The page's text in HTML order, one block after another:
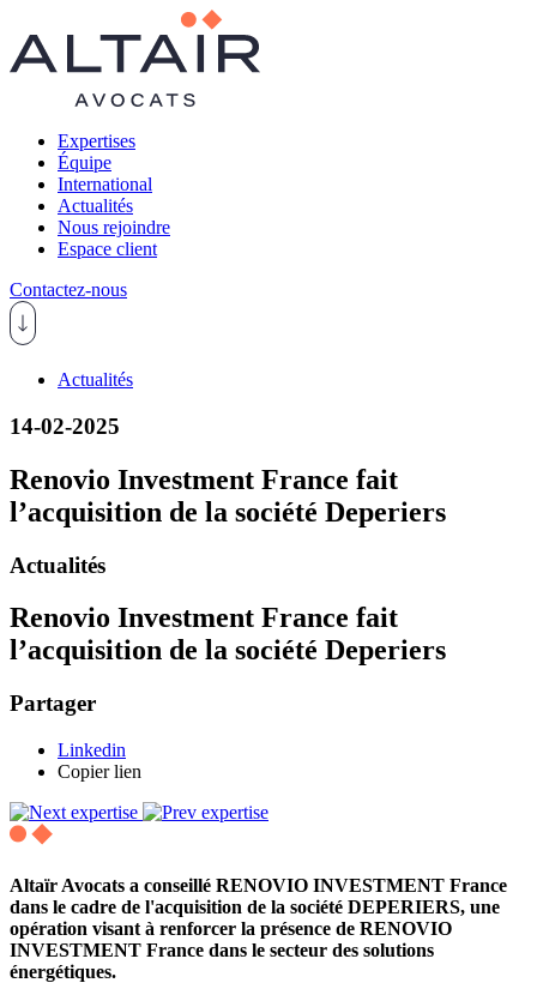
Expertises
Équipe
International
Actualités
Nous rejoindre
Espace client
Contactez-nous
Actualités
14-02-2025
Renovio Investment France fait
l’acquisition de la société Deperiers
Actualités
Renovio Investment France fait
l’acquisition de la société Deperiers
Partager
Linkedin
Copier lien
Altaïr Avocats a conseillé RENOVIO INVESTMENT France
dans le cadre de l'acquisition de la société DEPERIERS, une
opération visant à renforcer la présence de RENOVIO
INVESTMENT France dans le secteur des solutions
énergétiques.